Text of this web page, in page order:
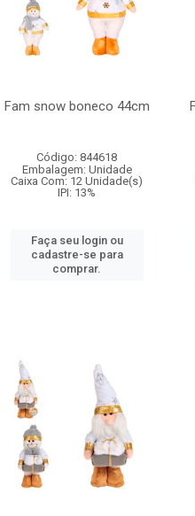
Fam snow boneco 44cm
Código: 844618
Embalagem: Unidade
Caixa Com: 12 Unidade(s)
IPI: 13%
Faça seu login ou
cadastre-se para
comprar.